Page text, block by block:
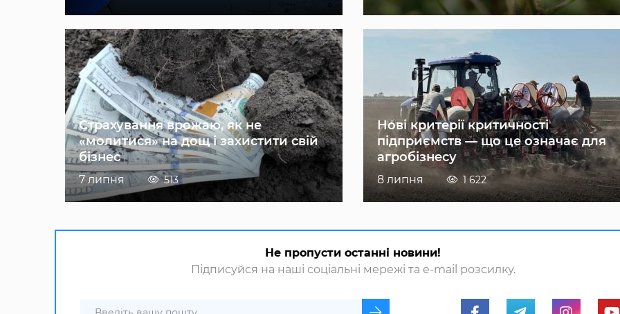
Страхування врожаю, як не
«молитися» на дощ і захистити свій
бізнес
7 липня 513
Нові критерії критичності
підприємств — що це означає для
агробізнесу
8 липня 1 622
Не пропусти останні новини!
Підписуйся на наші соціальні мережі та e-mail розсилку.